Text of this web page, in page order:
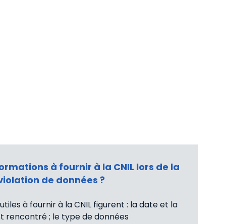
à fournir à la CNIL lors de la
de données ?
à fournir à la CNIL figurent : la date et la
rencontré ; le type de données